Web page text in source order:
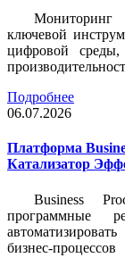
ключевой
цифровой среды,
Подробнее
06.07.2026
Платформа
Катализатор
Business
программные
бизнес-процессов